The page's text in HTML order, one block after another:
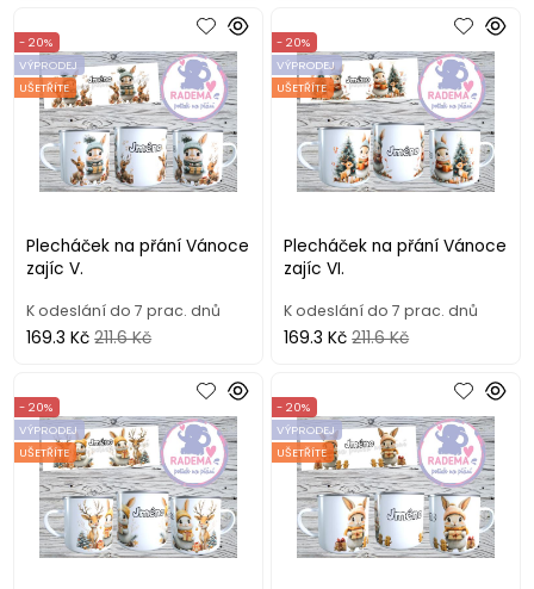
Plecháček na přání Vánoce
zajíc V.
- 20%
VÝPRODEJ
UŠETŘÍTE
K odeslání do 7 prac. dnů
169.3 Kč 211.6 Kč
Plecháček na přání Vánoce
zajíc VI.
- 20%
VÝPRODEJ
UŠETŘÍTE
K odeslání do 7 prac. dnů
169.3 Kč 211.6 Kč
- 20%
VÝPRODEJ
UŠETŘÍTE
- 20%
VÝPRODEJ
UŠETŘÍTE